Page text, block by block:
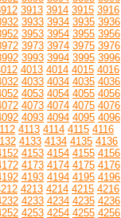
3913 3914 3915 3916
3933 3934 3935 3936
3953 3954 3955 3956
3973 3974 3975 3976
3993 3994 3995 3996
4013 4014 4015 4016
4033 4034 4035 4036
4053 4054 4055 4056
4073 4074 4075 4076
4093 4094 4095 4096
4113 4114 4115 4116
4133 4134 4135 4136
4153 4154 4155 4156
4173 4174 4175 4176
4193 4194 4195 4196
4213 4214 4215 4216
4233 4234 4235 4236
4253 4254 4255 4256